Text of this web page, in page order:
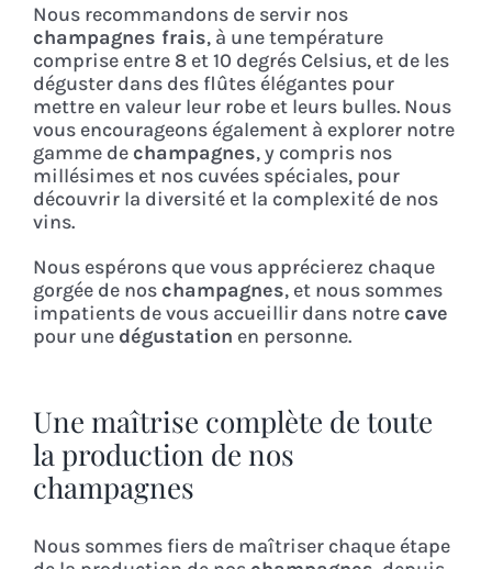
Nous recommandons de servir nos
champagnes frais, à une température
comprise entre 8 et 10 degrés Celsius, et de les
déguster dans des flûtes élégantes pour
mettre en valeur leur robe et leurs bulles. Nous
vous encourageons également à explorer notre
gamme dechampagnes, y compris nos
millésimes et nos cuvées spéciales, pour
découvrir la diversité et la complexité de nos
vins.
Nous espérons que vous apprécierez chaque
gorgée de noschampagnes, et nous sommes
impatients de vous accueillir dans notrecave
pour une dégustation en personne.
Une maîtrise complète de toute
la production de nos
champagnes
Nous sommes fiers de maîtriser chaque étape